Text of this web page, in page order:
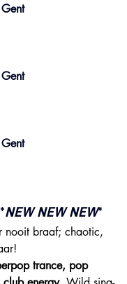
*NEW NEW NEW*
nooit braaf; chaotic,
trance, pop